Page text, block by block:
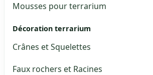
Mousses pour terrarium
Décoration terrarium
Crânes et Squelettes
Faux rochers et Racines